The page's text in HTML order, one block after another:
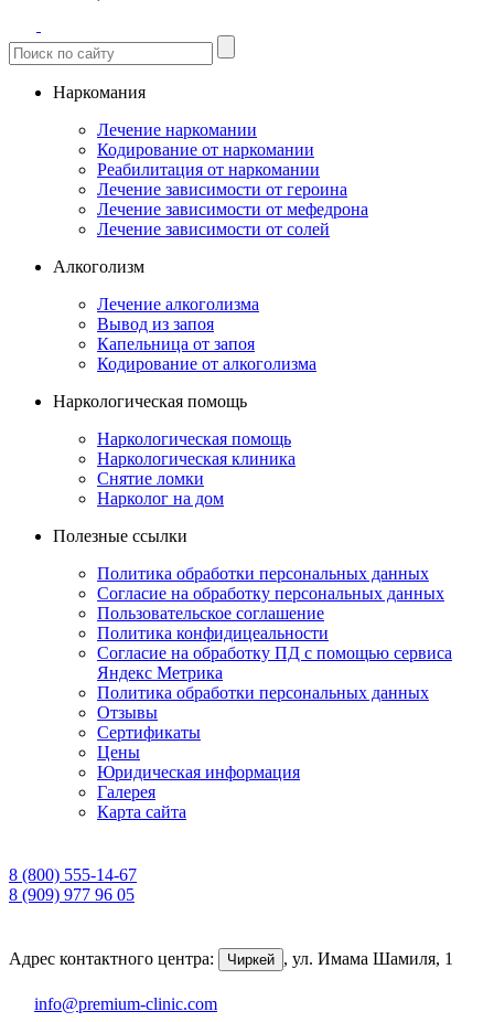
Наркомания
Лечение наркомании
Кодирование от наркомании
Реабилитация от наркомании
Лечение зависимости от героина
Лечение зависимости от мефедрона
Лечение зависимости от солей
Алкоголизм
Лечение алкоголизма
Вывод из запоя
Капельница от запоя
Кодирование от алкоголизма
Наркологическая помощь
Наркологическая помощь
Наркологическая клиника
Снятие ломки
Нарколог на дом
Полезные ссылки
Политика обработки персональных данных
Согласие на обработку персональных данных
Пользовательское соглашение
Политика конфидицеальности
Согласие на обработку ПД с помощью сервиса
Яндекс Метрика
Политика обработки персональных данных
Отзывы
Сертификаты
Цены
Юридическая информация
Галерея
Карта сайта
8 (800) 555-14-67
8 (909) 977 96 05
Адрес контактного центра: Чиркей , ул. Имама Шамиля, 1
info@premium-clinic.com